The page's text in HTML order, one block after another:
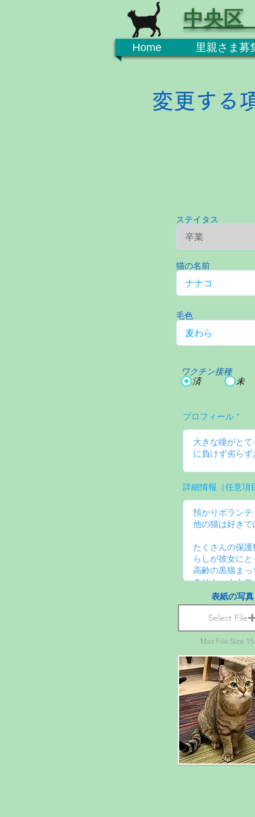
Home 里親さま募
中央区
変更する
ステイタス
猫の名前
毛色
ワクチン接種
済
未
プロフィール
詳細情報（任意項
表紙の写真
Select File
Max File Size